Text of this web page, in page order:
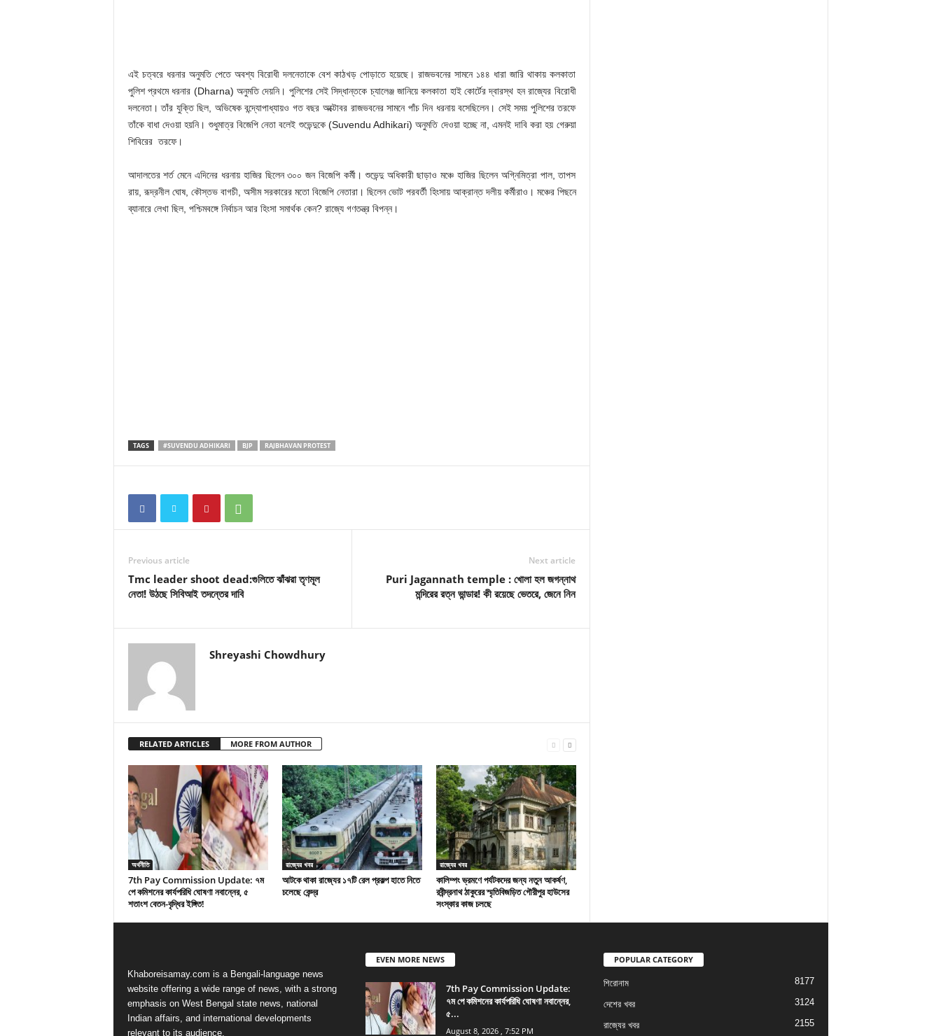
এই চত্বরে ধরনার অনুমতি পেতে অবশ্য বিরোধী দলনেতাকে বেশ কাঠখড় পোড়াতে হয়েছে। রাজভবনের সামনে ১৪৪ ধারা জারি থাকায় কলকাতা
পুলিশ প্রথমে ধরনার (Dharna) অনুমতি দেয়নি। পুলিশের সেই সিদ্ধান্তকে চ্যালেঞ্জ জানিয়ে কলকাতা হাই কোর্টের দ্বারস্থ হন রাজ্যের বিরোধী
দলনেতা। তাঁর যুক্তি ছিল, অভিষেক বন্দ্যোপাধ্যায়ও গত বছর অক্টোবর রাজভবনের সামনে পাঁচ দিন ধরনায় বসেছিলেন। সেই সময় পুলিশের তরফে
তাঁকে বাধা দেওয়া হয়নি। শুধুমাত্র বিজেপি নেতা বলেই শুভেন্দুকে (Suvendu Adhikari) অনুমতি দেওয়া হচ্ছে না, এমনই দাবি করা হয় গেরুয়া
শিবিরের তরফে।
আদালতের শর্ত মেনে এদিনের ধরনায় হাজির ছিলেন ৩০০ জন বিজেপি কর্মী। শুভেন্দু অধিকারী ছাড়াও মঞ্চে হাজির ছিলেন অগ্নিমিত্রা পাল, তাপস
রায়, রূদ্রনীল ঘোষ, কৌস্তভ বাগচী, অসীম সরকারের মতো বিজেপি নেতারা। ছিলেন ভোট পরবর্তী হিংসায় আক্রান্ত দলীয় কর্মীরাও। মঞ্চের পিছনে
ব্যানারে লেখা ছিল, পশ্চিমবঙ্গে নির্বাচন আর হিংসা সমার্থক কেন? রাজ্যে গণতন্ত্র বিপন্ন।
TAGS #SUVENDU ADHIKARI BJP RAJBHAVAN PROTEST
Previous article
Tmc leader shoot dead:গুলিতে ঝাঁঝরা তৃণমূল
নেতা! উঠছে সিবিআই তদন্তের দাবি
Next article
Puri Jagannath temple : খোলা হল জগন্নাথ
মন্দিরের রত্ন ভান্ডার! কী রয়েছে ভেতরে, জেনে নিন
Shreyashi Chowdhury
RELATED ARTICLES MORE FROM AUTHOR
অর্থনীতি
7th Pay Commission Update: ৭ম
পে কমিশনের কার্যপরিধি ঘোষণা নবান্নের, ৫
শতাংশ বেতন-বৃদ্ধির ইঙ্গিত!
রাজ্যের খবর
আটকে থাকা রাজ্যের ১৭টি রেল প্রকল্প হাতে নিতে
চলেছে কেন্দ্র
রাজ্যের খবর
কালিম্পং ভ্রমণে পর্যটকদের জন্য নতুন আকর্ষণ,
রবীন্দ্রনাথ ঠাকুরের স্মৃতিবিজড়িত গৌরীপুর হাউসের
সংস্কার কাজ চলছে
Khaboreisamay.com is a Bengali-language news
website offering a wide range of news, with a strong
emphasis on West Bengal state news, national
Indian affairs, and international developments
relevant to its audience.
EVEN MORE NEWS
7th Pay Commission Update:
৭ম পে কমিশনের কার্যপরিধি ঘোষণা নবান্নের,
৫...
August 8, 2026 , 7:52 PM
POPULAR CATEGORY
শিরোনাম 8177
দেশের খবর 3124
রাজ্যের খবর 2155